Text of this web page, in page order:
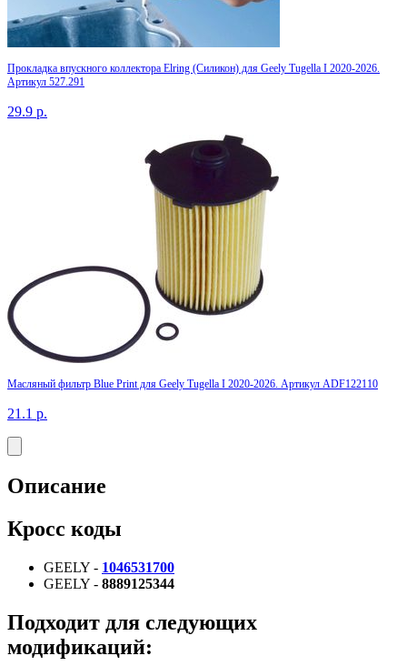
Прокладка впускного коллектора Elring (Силикон) для Geely Tugella I 2020-2026.
Артикул 527.291
29.9 р.
Масляный фильтр Blue Print для Geely Tugella I 2020-2026. Артикул ADF122110
21.1 р.
Описание
Кросс коды
GEELY - 1046531700
GEELY - 8889125344
Подходит для следующих
модификаций: